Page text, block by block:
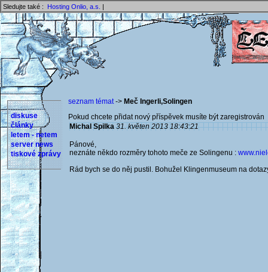
Sledujte také : Hosting Onlio, a.s. |
diskuse
články
letem - netem
server news
tiskové zprávy
seznam témat-> Meč Ingerli,Solingen
Pokud chcete přidat nový příspěvek musíte být
Michal Spilka 31. květen 2013 18:43:21
Pánové,
neznáte někdo rozměry tohoto meče ze Solingenu :
Rád bych se do něj pustil. Bohužel Klingenmuseum na